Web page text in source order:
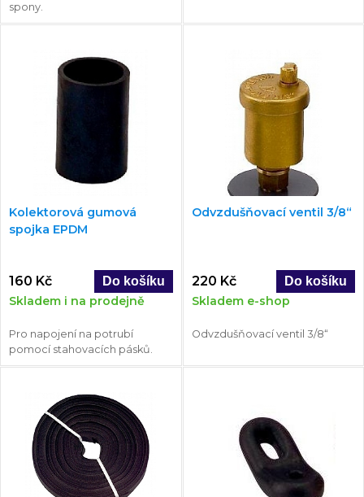
spony.
Kolektorová gumová
spojka EPDM
160 Kč
Skladem i na prodejně
Pro napojení na potrubí
pomocí stahovacích pásků.
Odvzdušňovací ventil 3/8“
220 Kč
Skladem e-shop
Odvzdušňovací ventil 3/8“